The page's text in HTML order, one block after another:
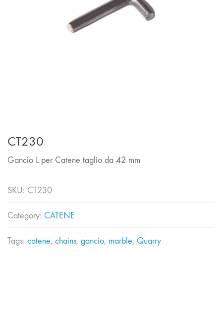
CT230
Gancio L per Catene taglio da 42 mm
SKU: CT230
Category: CATENE
Tags: catene, chains, gancio, marble, Quarry